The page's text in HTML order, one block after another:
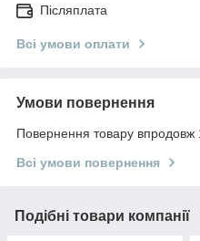
Післяплата
Всі умови оплати
Умови повернення
Повернення товару впродовж
Всі умови повернення
Подібні товари компанії